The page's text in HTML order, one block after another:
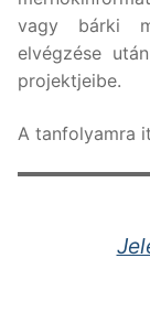
vagy bárki
elvégzése
projektjeibe.
A tanfolyamra